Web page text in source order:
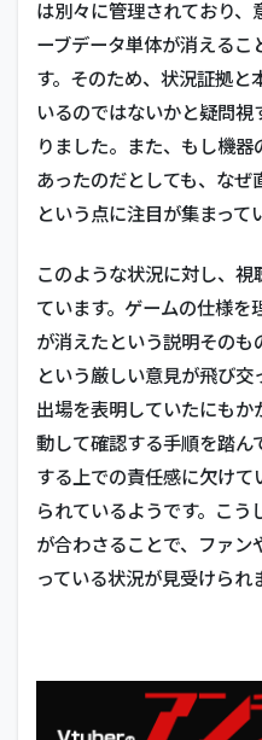
は別々に管理されており
ーブデータ単体が消える
す。そのため、状況証拠
いるのではないかと疑問
りました。また、もし機
あったのだとしても、な
という点に注目が集まって
このような状況に対し、
ています。ゲームの仕様
が消えたという説明その
という厳しい意見が飛び
出場を表明していたにも
動して確認する手順を踏ん
する上での責任感に欠け
られているようです。こ
が合わさることで、ファ
っている状況が見受けられ